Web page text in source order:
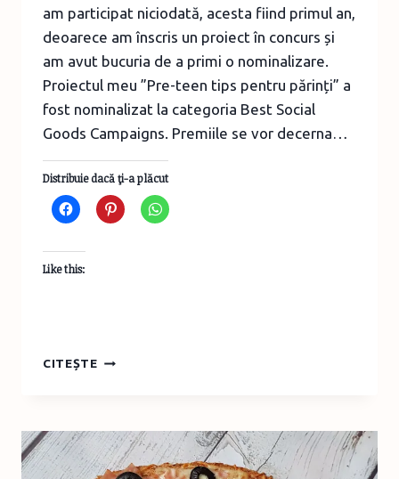
am participat niciodată, acesta fiind primul an,
deoarece am înscris un proiect în concurs și
am avut bucuria de a primi o nominalizare.
Proiectul meu ”Pre-teen tips pentru părinți” a
fost nominalizat la categoria Best Social
Goods Campaigns. Premiile se vor decerna…
Distribuie dacă ţi-a plăcut
Like this:
CITEȘTEPROIECTUL
TIPS”
A
FOST